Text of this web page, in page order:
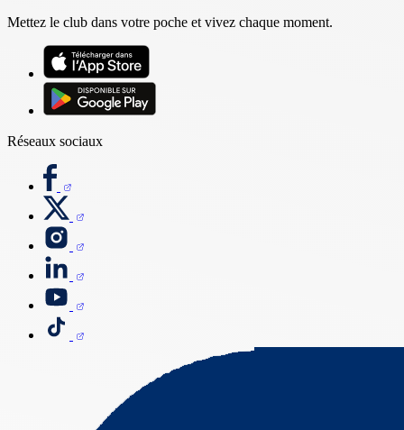
Mettez le club dans votre poche et vivez chaque moment.
Réseaux sociaux